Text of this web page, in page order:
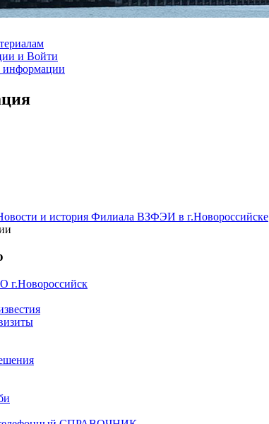
и Войти
информации
и история Филиала ВЗФЭИ в г.Новороссийске
г.Новороссийск